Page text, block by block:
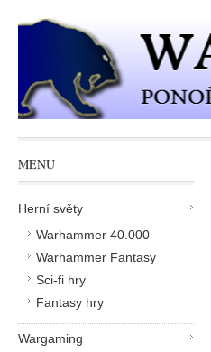
MENU
Herní světy
Warhammer 40.000
Warhammer Fantasy
Sci-fi hry
Fantasy hry
Wargaming